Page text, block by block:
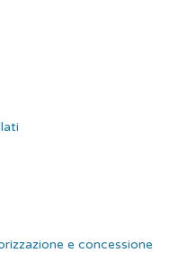
e concessione